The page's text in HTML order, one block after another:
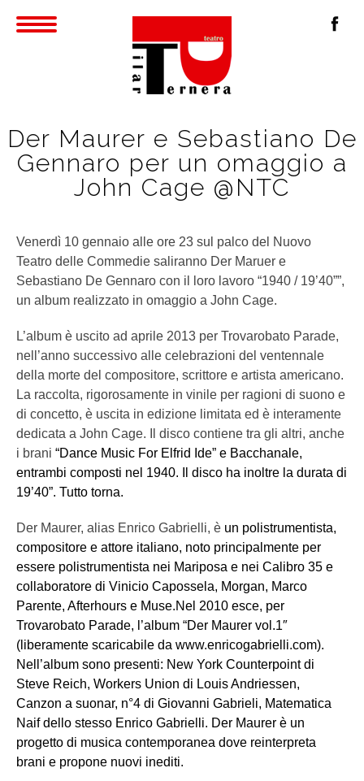
Der Maurer e Sebastiano De
Gennaro per un omaggio a
John Cage @NTC
Venerdì 10 gennaio alle ore 23 sul palco del Nuovo
Teatro delle Commedie saliranno Der Maruer e
Sebastiano De Gennaro con il loro lavoro “1940 / 19’40””,
un album realizzato in omaggio a John Cage.
L’album è uscito ad aprile 2013 per Trovarobato Parade,
nell’anno successivo alle celebrazioni del ventennale
della morte del compositore, scrittore e artista americano.
La raccolta, rigorosamente in vinile per ragioni di suono e
di concetto, è uscita in edizione limitata ed è interamente
dedicata a John Cage. Il disco contiene tra gli altri, anche
i brani “Dance Music For Elfrid Ide” e Bacchanale,
entrambi composti nel 1940. Il disco ha inoltre la durata di
19’40”. Tutto torna.
Der Maurer, alias Enrico Gabrielli, è un polistrumentista,
compositore e attore italiano, noto principalmente per
essere polistrumentista nei Mariposa e nei Calibro 35 e
collaboratore di Vinicio Capossela, Morgan, Marco
Parente, Afterhours e Muse.Nel 2010 esce, per
Trovarobato Parade, l’album “Der Maurer vol.1″
(liberamente scaricabile da www.enricogabrielli.com).
Nell’album sono presenti: New York Counterpoint di
Steve Reich, Workers Union di Louis Andriessen,
Canzon a suonar, n°4 di Giovanni Gabrieli, Matematica
Naif dello stesso Enrico Gabrielli. Der Maurer è un
progetto di musica contemporanea dove reinterpreta
brani e propone nuovi inediti.